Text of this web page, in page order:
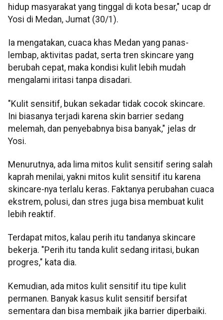
hidup masyarakat yang tinggal di kota besar," ucap dr
Yosi di Medan, Jumat (30/1).
Ia mengatakan, cuaca khas Medan yang panas-
lembap, aktivitas padat, serta tren skincare yang
berubah cepat, maka kondisi kulit lebih mudah
mengalami iritasi tanpa disadari.
"Kulit sensitif, bukan sekadar tidak cocok skincare.
Ini biasanya terjadi karena skin barrier sedang
melemah, dan penyebabnya bisa banyak," jelas dr
Yosi.
Menurutnya, ada lima mitos kulit sensitif sering salah
kaprah menilai, yakni mitos kulit sensitif itu karena
skincare-nya terlalu keras. Faktanya perubahan cuaca
ekstrem, polusi, dan stres juga bisa membuat kulit
lebih reaktif.
Terdapat mitos, kalau perih itu tandanya skincare
bekerja. "Perih itu tanda kulit sedang iritasi, bukan
progres," kata dia.
Kemudian, ada mitos kulit sensitif itu tipe kulit
permanen. Banyak kasus kulit sensitif bersifat
sementara dan bisa membaik jika barrier diperbaiki.